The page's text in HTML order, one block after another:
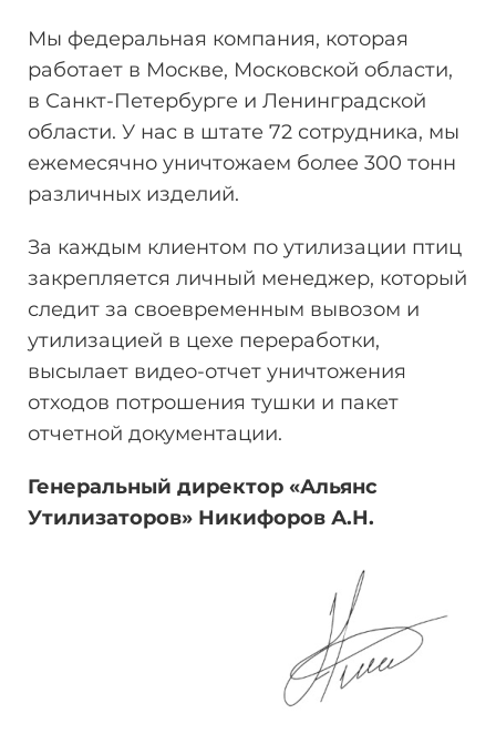
Мы федеральная компания, которая
работает в Москве, Московской области,
в Санкт-Петербурге и Ленинградской
области. У нас в штате 72 сотрудника, мы
ежемесячно уничтожаем более 300 тонн
различных изделий.
За каждым клиентом по утилизации птиц
закрепляется личный менеджер, который
следит за своевременным вывозом и
утилизацией в цехе переработки,
высылает видео-отчет уничтожения
отходов потрошения тушки и пакет
отчетной документации.
Генеральный директор «Альянс
Утилизаторов» Никифоров А.Н.